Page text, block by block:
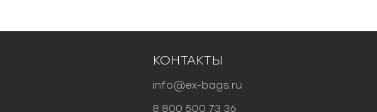
КОНТАКТЫ
info@ex-bags.ru
8 800 500 73 36